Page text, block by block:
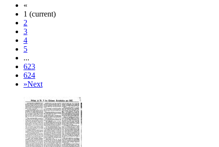
«
1 (current)
2
3
4
5
...
623
624
»Next